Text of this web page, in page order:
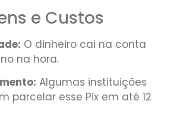
e Custos
O dinheiro cai na conta
na hora.
Algumas instituições
parcelar esse Pix em até 12